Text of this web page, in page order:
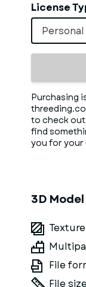
License
Purchasing
to check
find
you for your
3D
File
File